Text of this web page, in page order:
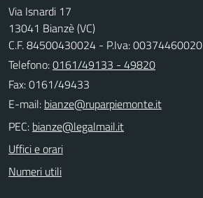
Via Isnardi 17
13041 Bianzè (VC)
C.F. 84500430024 - P.Iva: 00374460020
Telefono:0161/49133 - 49820
Fax: 0161/49433
E-mail:
PEC:
Uffici e orari
Numeri utili